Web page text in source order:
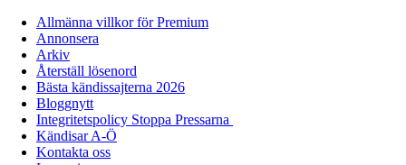
Allmänna villkor för Premium
Annonsera
Arkiv
Återställ lösenord
Bästa kändissajterna 2026
Bloggnytt
Integritetspolicy Stoppa Pressarna
Kändisar A-Ö
Kontakta oss